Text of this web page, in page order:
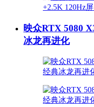
映众RTX 5080
冰龙再进化